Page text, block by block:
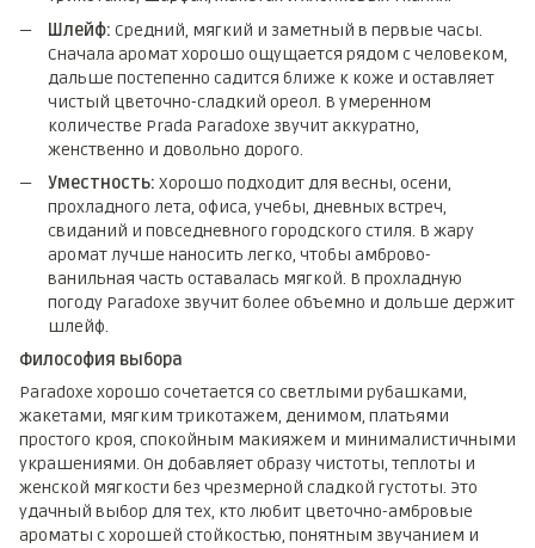
Шлейф: Средний, мягкий и заметный в первые часы.
Сначала аромат хорошо ощущается рядом с человеком,
дальше постепенно садится ближе к коже и оставляет
чистый цветочно-сладкий ореол. В умеренном
количестве Prada Paradoxe звучит аккуратно,
женственно и довольно дорого.
Уместность: Хорошо подходит для весны, осени,
прохладного лета, офиса, учебы, дневных встреч,
свиданий и повседневного городского стиля. В жару
аромат лучше наносить легко, чтобы амброво-
ванильная часть оставалась мягкой. В прохладную
погоду Paradoxe звучит более объемно и дольше держит
шлейф.
Философия выбора
Paradoxe хорошо сочетается со светлыми рубашками,
жакетами, мягким трикотажем, денимом, платьями
простого кроя, спокойным макияжем и минималистичными
украшениями. Он добавляет образу чистоты, теплоты и
женской мягкости без чрезмерной сладкой густоты. Это
удачный выбор для тех, кто любит цветочно-амбровые
ароматы с хорошей стойкостью, понятным звучанием и